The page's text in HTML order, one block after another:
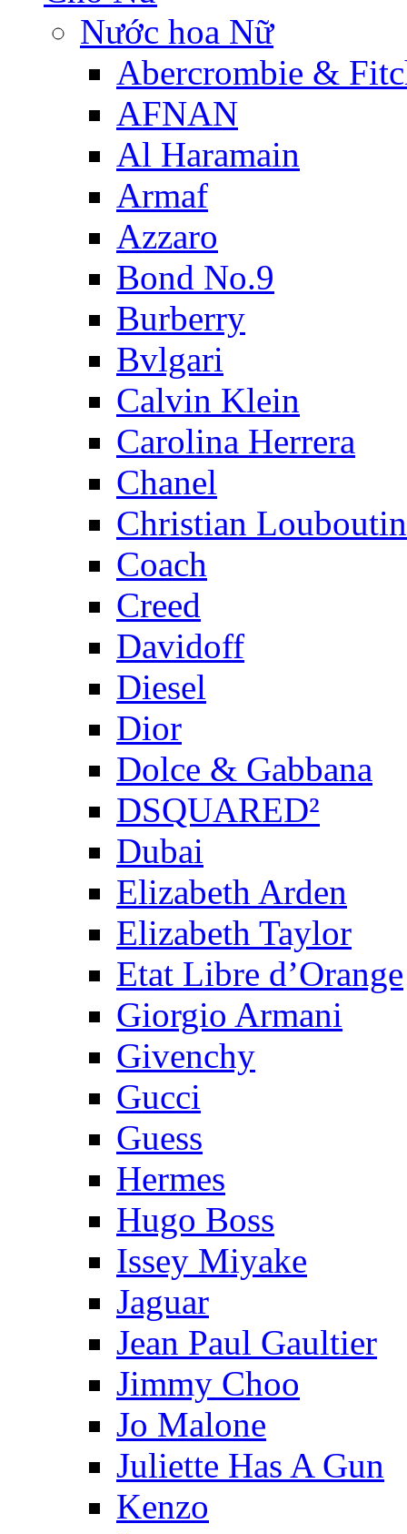
Nước hoa Nữ
Abercrombie &
AFNAN
Al Haramain
Armaf
Azzaro
Bond No.9
Burberry
Bvlgari
Calvin Klein
Carolina Herrera
Chanel
Christian Louboutin
Coach
Creed
Davidoff
Diesel
Dior
Dolce & Gabbana
DSQUARED²
Dubai
Elizabeth Arden
Elizabeth Taylor
Etat Libre d’Orange
Giorgio Armani
Givenchy
Gucci
Guess
Hermes
Hugo Boss
Issey Miyake
Jaguar
Jean Paul Gaultier
Jimmy Choo
Jo Malone
Juliette Has A Gun
Kenzo